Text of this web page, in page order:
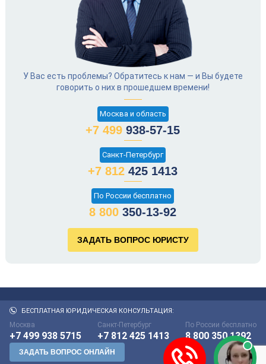
У Вас есть проблемы? Обратитесь к нам — и Вы будете
говорить о них в прошедшем времени!
Москва и область
+7 499 938-57-15
Санкт-Петербург
+7 812 425 1413
По России бесплатно
8 800 350-13-92
БЕСПЛАТНАЯ ЮРИДИЧЕСКАЯ КОНСУЛЬТАЦИЯ:
Москва
+7 499 938 5715
Санкт-Петербург
+7 812 425 1413
По России бесплатно
8 800 350 1392